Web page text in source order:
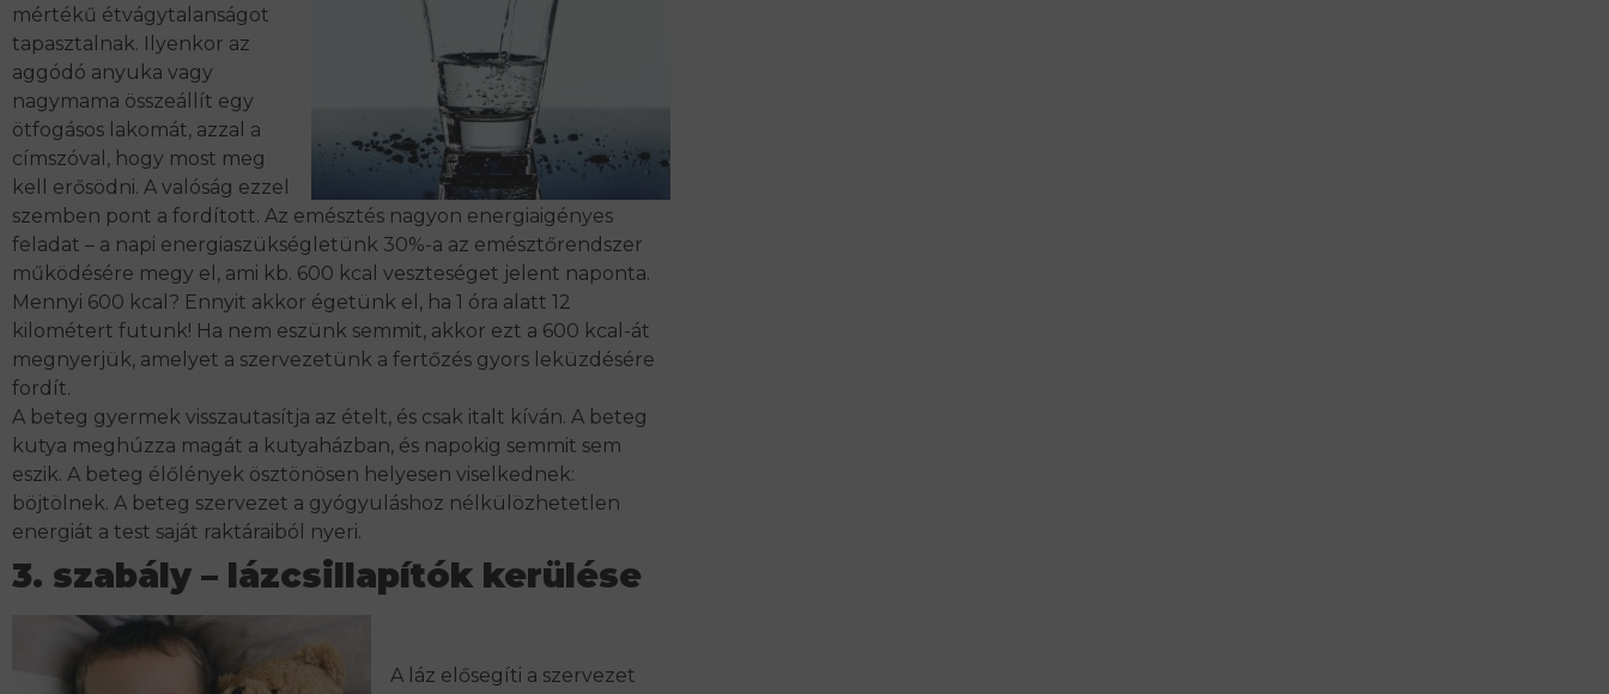
mértékű étvágytalanságot
tapasztalnak. Ilyenkor az
aggódó anyuka vagy
nagymama összeállít egy
ötfogásos lakomát, azzal a
címszóval, hogy most meg
kell erősödni. A valóság ezzel
szemben pont a fordított. Az emésztés nagyon energiaigényes
feladat – a napi energiaszükségletünk 30%-a az emésztőrendszer
működésére megy el, ami kb. 600 kcal veszteséget jelent naponta.
Mennyi 600 kcal? Ennyit akkor égetünk el, ha 1 óra alatt 12
kilométert futunk! Ha nem eszünk semmit, akkor ezt a 600 kcal-át
megnyerjük, amelyet a szervezetünk a fertőzés gyors leküzdésére
fordít.
A beteg gyermek visszautasítja az ételt, és csak italt kíván. A beteg
kutya meghúzza magát a kutyaházban, és napokig semmit sem
eszik. A beteg élőlények ösztönösen helyesen viselkednek:
böjtölnek. A beteg szervezet a gyógyuláshoz nélkülözhetetlen
energiát a test saját raktáraiból nyeri.
3. szabály – lázcsillapítók kerülése
A láz elősegíti a szervezet